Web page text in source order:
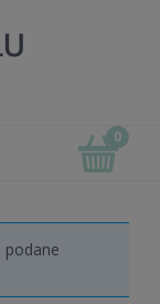
podane